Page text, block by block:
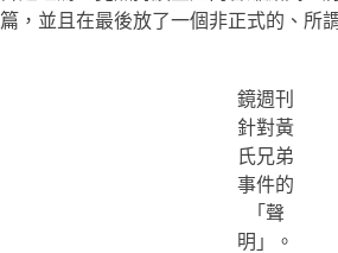
篇，並且在最後放了一個非正式的、所
鏡週刊
針對黃
氏兄弟
事件的
「聲
明」。